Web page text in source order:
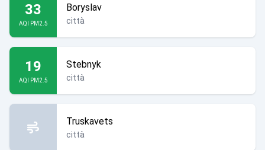
33
AQI PM2.5
Boryslav
città
19
AQI PM2.5
Stebnyk
città
Truskavets
città